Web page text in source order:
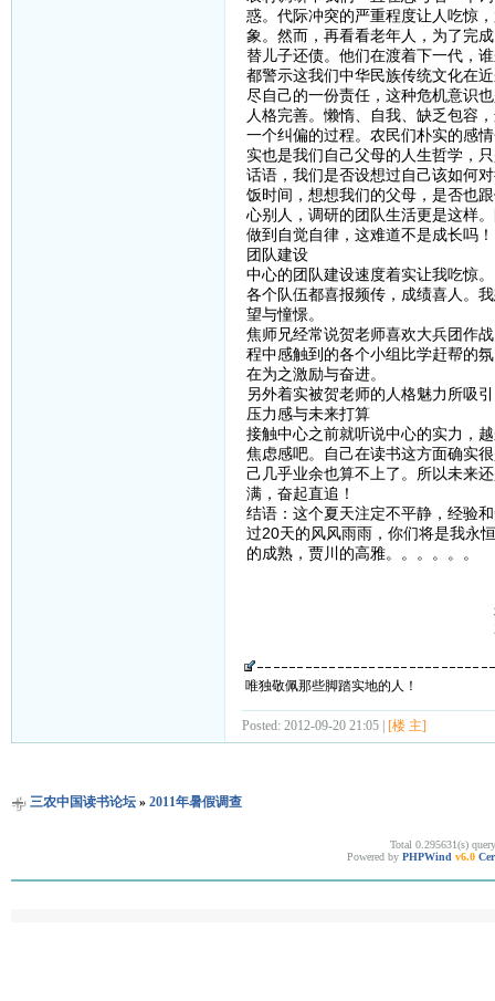
惑。代际冲突的严重程度让人吃惊
象。然而，再看看老年人，为了完
替儿子还债。他们在渡着下一代，
都警示这我们中华民族传统文化在
尽自己的一份责任，这种危机意识
人格完善。懒惰、自我、缺乏包容
一个纠偏的过程。农民们朴实的感
实也是我们自己父母的人生哲学，
话语，我们是否设想过自己该如何
饭时间，想想我们的父母，是否也
心别人，调研的团队生活更是这样
做到自觉自律，这难道不是成长吗！
团队建设
中心的团队建设速度着实让我吃惊
各个队伍都喜报频传，成绩喜人。
望与憧憬。
焦师兄经常说贺老师喜欢大兵团作
程中感触到的各个小组比学赶帮的
在为之激励与奋进。
另外着实被贺老师的人格魅力所吸
压力感与未来打算
接触中心之前就听说中心的实力，
焦虑感吧。自己在读书这方面确实
己几乎业余也算不上了。所以未来
满，奋起直追！
结语：这个夏天注定不平静，经验
过20天的风风雨雨，你们将是我永
的成熟，贾川的高雅。。。。。。
郑
唯独敬佩那些脚踏实地的人！
Posted: 2012-09-20 21:05 | [楼 主]
三农中国读书论坛» 2011年暑假调查
Total 0.295631(s)
Powered by PHPWind v6.0